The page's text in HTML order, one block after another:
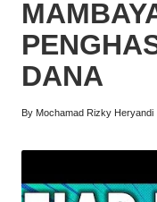
DANA
Posted
By Mochamad Rizky Heryandi